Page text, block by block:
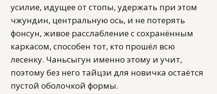
усилие, идущее от стопы, удержать при этом
чжундин, центральную ось, и не потерять
фонсун, живое расслабление с сохранённым
каркасом, способен тот, кто прошёл всю
лесенку. Чаньсыгун именно этому и учит,
поэтому без него тайцзи для новичка остаётся
пустой оболочкой формы.